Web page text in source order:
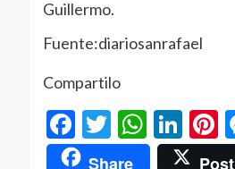
Guillermo.
Fuente:diariosanrafael
Compartilo
Facebook
Twitter
Share Post